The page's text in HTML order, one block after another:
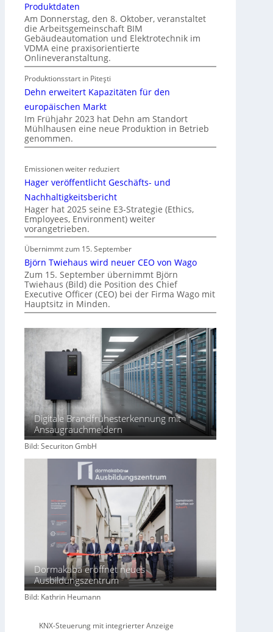
t
r
o
m
o
b
i
l
i
t
i
n
d
e
r
m
m
o
b
i
l
w
s
c
h
t
Produktdaten
Am Donnerstag, den 8. Oktober, veranstaltet
die Arbeitsgemeinschaft BIM
Gebäudeautomation und Elektrotechnik im
VDMA eine praxisorientierte
Onlineveranstaltung.
Produktionsstart in Piteşti
Dehn erweitert Kapazitäten für den
europäischen Markt
Im Frühjahr 2023 hat Dehn am Standort
Mühlhausen eine neue Produktion in Betrieb
genommen.
Emissionen weiter reduziert
Hager veröffentlicht Geschäfts- und
Nachhaltigkeitsbericht
Hager hat 2025 seine E3-Strategie (Ethics,
Employees, Environment) weiter
vorangetrieben.
Übernimmt zum 15. September
Björn Twiehaus wird neuer CEO von Wago
Zum 15. September übernimmt Björn
Twiehaus (Bild) die Position des Chief
Executive Officer (CEO) bei der Firma Wago mit
Hauptsitz in Minden.
Digitale Brandfrühesterkennung mit
Ansaugrauchmeldern
Bild: Securiton GmbH
Dormakaba eröffnet neues
Ausbildungszentrum
Bild: Kathrin Heumann
KNX-Steuerung mit integrierter Anzeige